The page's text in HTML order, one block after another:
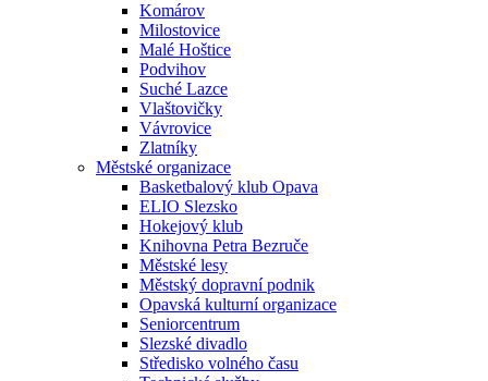
Komárov
Milostovice
Malé Hoštice
Podvihov
Suché Lazce
Vlaštovičky
Vávrovice
Zlatníky
Městské organizace
Basketbalový klub Opava
ELIO Slezsko
Hokejový klub
Knihovna Petra Bezruče
Městské lesy
Městský dopravní podnik
Opavská kulturní organizace
Seniorcentrum
Slezské divadlo
Středisko volného času